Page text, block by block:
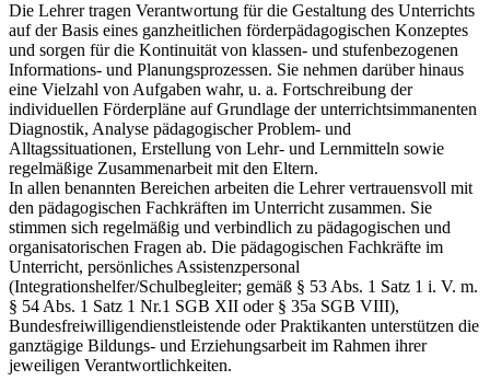
Die Lehrer tragen Verantwortung für die Gestaltung des Unterrichts
auf der Basis eines ganzheitlichen förderpädagogischen Konzeptes
und sorgen für die Kontinuität von klassen- und stufenbezogenen
Informations- und Planungsprozessen. Sie nehmen darüber hinaus
eine Vielzahl von Aufgaben wahr, u. a. Fortschreibung der
individuellen Förderpläne auf Grundlage der unterrichtsimmanenten
Diagnostik, Analyse pädagogischer Problem- und
Alltagssituationen, Erstellung von Lehr- und Lernmitteln sowie
regelmäßige Zusammenarbeit mit den Eltern.
In allen benannten Bereichen arbeiten die Lehrer vertrauensvoll mit
den pädagogischen Fachkräften im Unterricht zusammen. Sie
stimmen sich regelmäßig und verbindlich zu pädagogischen und
organisatorischen Fragen ab. Die pädagogischen Fachkräfte im
Unterricht, persönliches Assistenzpersonal
(Integrationshelfer/Schulbegleiter; gemäß § 53 Abs. 1 Satz 1 i. V. m.
§ 54 Abs. 1 Satz 1 Nr.1 SGB XII oder § 35a SGB VIII),
Bundesfreiwilligendienstleistende oder Praktikanten unterstützen die
ganztägige Bildungs- und Erziehungsarbeit im Rahmen ihrer
jeweiligen Verantwortlichkeiten.